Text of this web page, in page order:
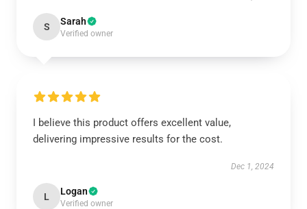
S Sarah
Verified owner
I believe this product offers excellent value,
delivering impressive results for the cost.
Dec 1, 2024
L Logan
Verified owner